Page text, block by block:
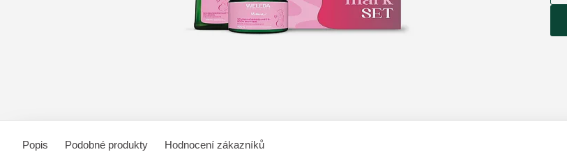
Popis Podobné produkty Hodnocení zákazníků